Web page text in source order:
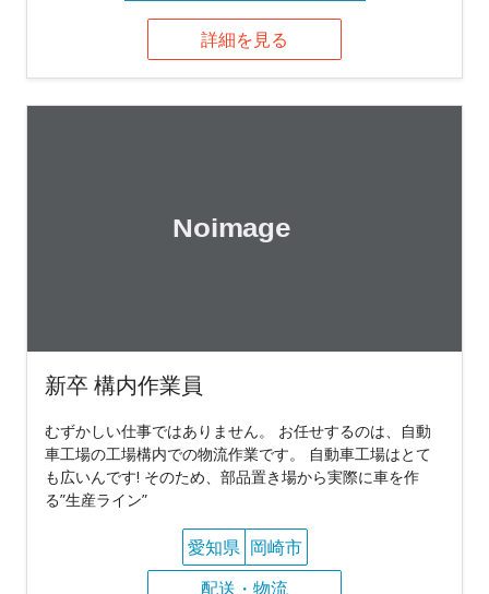
詳細を見る
新卒 構内作業員
むずかしい仕事ではありません。 お任せするのは、自動
車工場の工場構内での物流作業です。 自動車工場はとて
も広いんです! そのため、部品置き場から実際に車を作
る”生産ライン”
愛知県 岡崎市
配送・物流